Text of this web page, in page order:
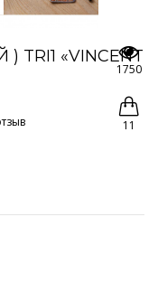
«VINCENT
1750
11